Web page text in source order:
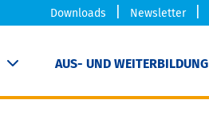
Downloads Newsletter
AUS- UND WEITERBILDUNG